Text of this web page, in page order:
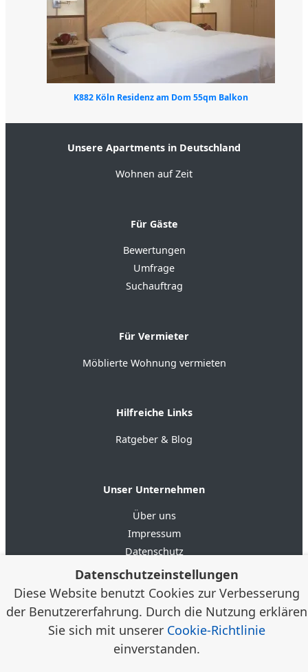
K882 Köln Residenz am Dom 55qm Balkon
Unsere Apartments in Deutschland
Wohnen auf Zeit
Für Gäste
Bewertungen
Umfrage
Suchauftrag
Für Vermieter
Möblierte Wohnung vermieten
Hilfreiche Links
Ratgeber & Blog
Unser Unternehmen
Über uns
Impressum
Datenschutz
AGB
Google Bewertungen 4.6 ★★★★★
★★★★★ (20)
Datenschutzeinstellungen
Diese Website benutzt Cookies zur Verbesserung
der Benutzererfahrung. Durch die Nutzung erklären
Sie sich mit unserer Cookie-Richtlinie
einverstanden.